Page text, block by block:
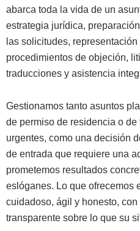
abarca toda la vida de un
estrategia jurídica,
las solicitudes,
procedimientos de objeción,
traducciones y asistencia
Gestionamos tanto asuntos
de permiso de residencia o
urgentes, como una decisión
de entrada que requiere una
prometemos resultados
eslóganes. Lo que ofrecemos
cuidadoso, ágil y honesto,
transparente sobre lo que su